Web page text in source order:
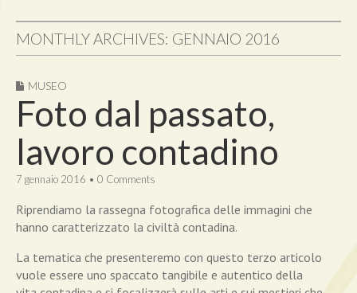
MONTHLY ARCHIVES: GENNAIO 2016
MUSEO
Foto dal passato,
lavoro contadino
7 gennaio 2016 • 0 Comments
Riprendiamo la rassegna fotografica delle immagini che
hanno caratterizzato la civiltà contadina.
La tematica che presenteremo con questo terzo articolo
vuole essere uno spaccato tangibile e autentico della